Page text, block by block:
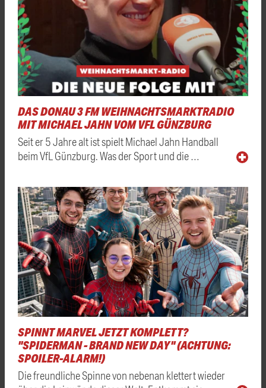
DAS DONAU 3 FM WEIHNACHTSMARKTRADIO
MIT MICHAEL JAHN VOM VFL GÜNZBURG
Seit er 5 Jahre alt ist spielt Michael Jahn Handball
beim VfL Günzburg. Was der Sport und die …
SPINNT MARVEL JETZT KOMPLETT?
"SPIDERMAN - BRAND NEW DAY" (ACHTUNG:
SPOILER-ALARM!)
Die freundliche Spinne von nebenan klettert wieder